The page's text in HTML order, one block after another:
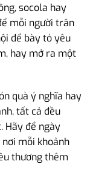
socola hay
mỗi người trân
để bày tỏ yêu
hay mở ra một
quà ý nghĩa hay
tất cả đều
Hãy để ngày
mỗi khoảnh
thương thêm